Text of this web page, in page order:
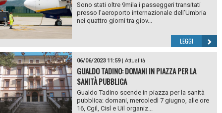
Sono stati oltre 9mila i passeggeri transitati
presso l’aeroporto internazionale dell’Umbria
nei quattro giorni tra giov...
LEGGI
06/06/2023 11:59| Attualità
GUALDO TADINO: DOMANI IN PIAZZA PER LA
SANITÀ PUBBLICA
Gualdo Tadino scende in piazza per la sanità
pubblica: domani, mercoledì 7 giugno, alle ore
16, Cgil, Cisl e Uil organiz...